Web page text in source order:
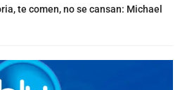
te comen, no se cansan: Michael